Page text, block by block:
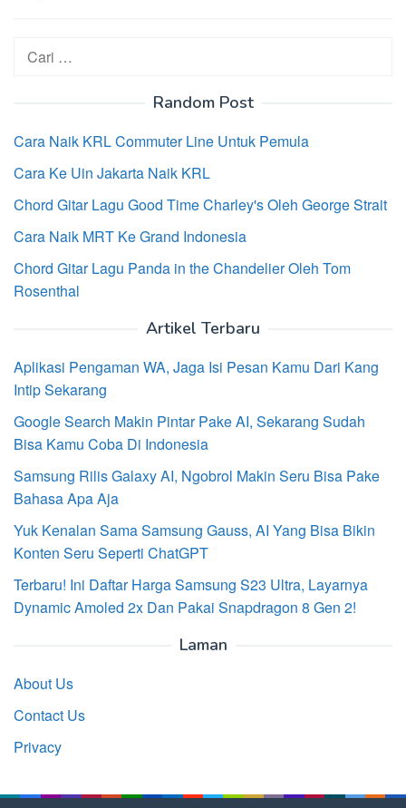
Cari
untuk:
Random Post
Cara Naik KRL Commuter Line Untuk Pemula
Cara Ke Uin Jakarta Naik KRL
Chord Gitar Lagu Good Time Charley's Oleh George Strait
Cara Naik MRT Ke Grand Indonesia
Chord Gitar Lagu Panda in the Chandelier Oleh Tom
Rosenthal
Artikel Terbaru
Aplikasi Pengaman WA, Jaga Isi Pesan Kamu Dari Kang
Intip Sekarang
Google Search Makin Pintar Pake AI, Sekarang Sudah
Bisa Kamu Coba Di Indonesia
Samsung Rilis Galaxy AI, Ngobrol Makin Seru Bisa Pake
Bahasa Apa Aja
Yuk Kenalan Sama Samsung Gauss, AI Yang Bisa Bikin
Konten Seru Seperti ChatGPT
Terbaru! Ini Daftar Harga Samsung S23 Ultra, Layarnya
Dynamic Amoled 2x Dan Pakai Snapdragon 8 Gen 2!
Laman
About Us
Contact Us
Privacy